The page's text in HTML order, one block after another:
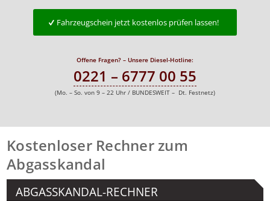
Fahrzeugschein jetzt kostenlos prüfen lassen!
Offene Fragen? – Unsere Diesel-Hotline:
0221 – 6777 00 55
(Mo. – So. von 9 – 22 Uhr / BUNDESWEIT – Dt. Festnetz)
Kostenloser Rechner zum
Abgasskandal
ABGASSKANDAL-RECHNER